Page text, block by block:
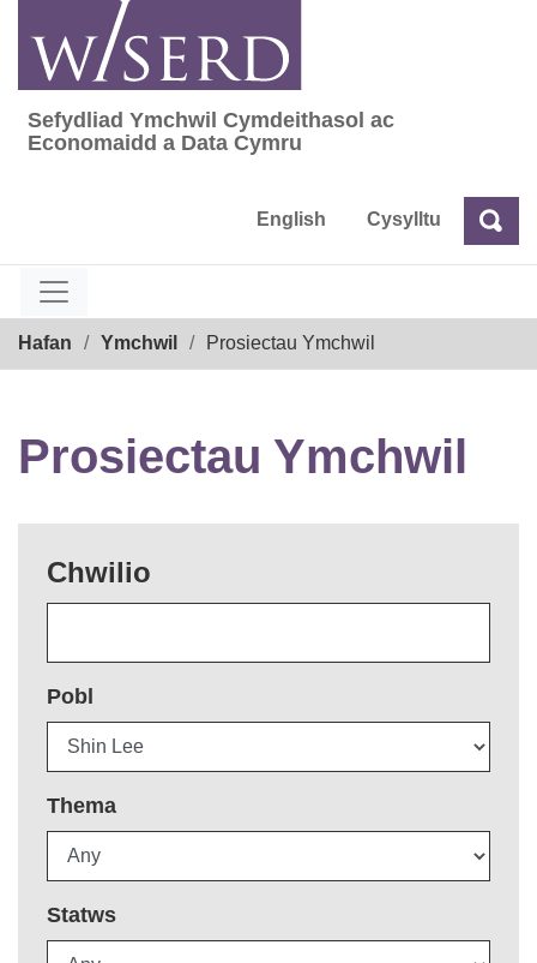
content
Sefydliad Ymchwil Cymdeithasol ac
Sefydliad Ymchwil Cymdeithasol ac
Economaidd a Data Cymru
English Cysylltu Chwilio
Hafan Ymchwil Prosiectau Ymchwil
Prosiectau Ymchwil
Chwilio
Pobl
Thema
Statws